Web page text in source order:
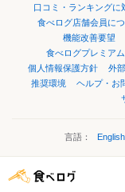
口コミ・ランキングに
食べログ店舗会員に
機能改善要望
食べログプレミア
個人情報保護方針
外
推奨環境
ヘルプ・お
言語： English